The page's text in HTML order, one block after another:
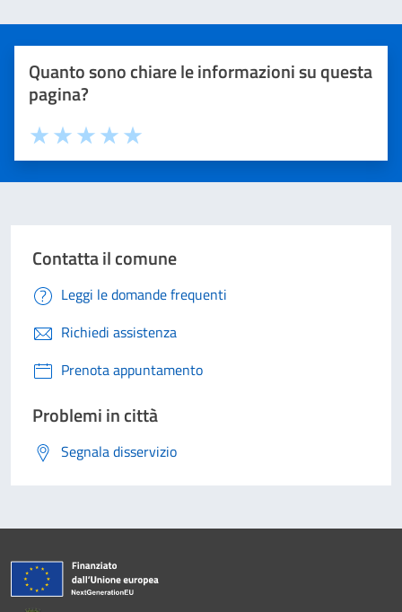
Quanto sono chiare le informazioni su questa
pagina?
Valuta 5 stelle su 5
Valuta 4 stelle su 5
Valuta 3 stelle su 5
Valuta 2 stelle su 5
Valuta 1 stelle su 5
Contatta il comune
Leggi le domande frequenti
Richiedi assistenza
Prenota appuntamento
Problemi in città
Segnala disservizio